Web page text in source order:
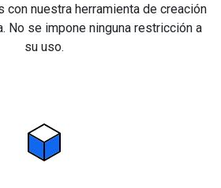
con nuestra herramienta de creación
No se impone ninguna restricción a
su uso.